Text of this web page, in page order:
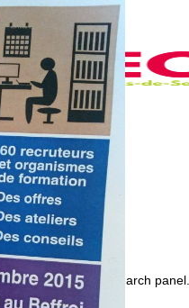
to close the search panel.